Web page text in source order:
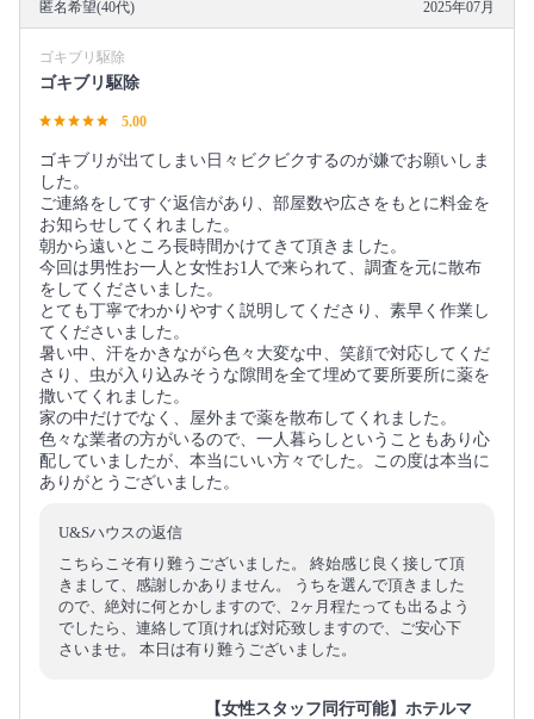
匿名希望(40代) 2025年07月
ゴキブリ駆除
ゴキブリ駆除
5.00
ゴキブリが出てしまい日々ビクビクするのが嫌でお願いしま
した。
ご連絡をしてすぐ返信があり、部屋数や広さをもとに料金を
お知らせしてくれました。
朝から遠いところ長時間かけてきて頂きました。
今回は男性お一人と女性お1人で来られて、調査を元に散布
をしてくださいました。
とても丁寧でわかりやすく説明してくださり、素早く作業し
てくださいました。
暑い中、汗をかきながら色々大変な中、笑顔で対応してくだ
さり、虫が入り込みそうな隙間を全て埋めて要所要所に薬を
撒いてくれました。
家の中だけでなく、屋外まで薬を散布してくれました。
色々な業者の方がいるので、一人暮らしということもあり心
配していましたが、本当にいい方々でした。この度は本当に
ありがとうございました。
U&Sハウスの返信
こちらこそ有り難うございました。 終始感じ良く接して頂
きまして、感謝しかありません。 うちを選んで頂きました
ので、絶対に何とかしますので、2ヶ月程たっても出るよう
でしたら、連絡して頂ければ対応致しますので、ご安心下
さいませ。 本日は有り難うございました。
【女性スタッフ同行可能】ホテルマ